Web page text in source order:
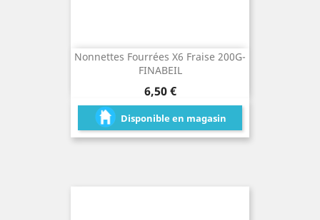
Nonnettes Fourrées X6 Fraise 200G-
FINABEIL
Prix
6,50 €
Disponible en magasin